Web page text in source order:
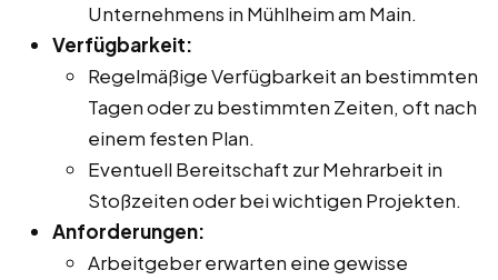
Unternehmens in Mühlheim am Main.
Verfügbarkeit:
Regelmäßige Verfügbarkeit an bestimmten
Tagen oder zu bestimmten Zeiten, oft nach
einem festen Plan.
Eventuell Bereitschaft zur Mehrarbeit in
Stoßzeiten oder bei wichtigen Projekten.
Anforderungen:
Arbeitgeber erwarten eine gewisse